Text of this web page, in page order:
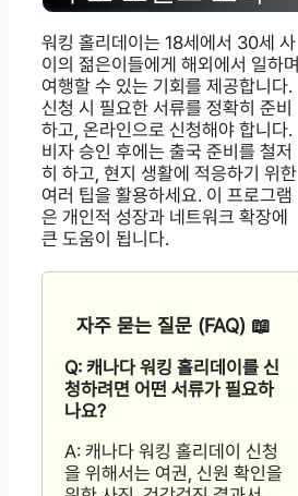
워킹 홀리데이는 18세에서 30세 사
이의 젊은이들에게 해외에서 일하며
여행할 수 있는 기회를 제공합니다.
신청 시 필요한 서류를 정확히 준비
하고, 온라인으로 신청해야 합니다.
비자 승인 후에는 출국 준비를 철저
히 하고, 현지 생활에 적응하기 위한
여러 팁을 활용하세요. 이 프로그램
은 개인적 성장과 네트워크 확장에
큰 도움이 됩니다.
자주 묻는 질문 (FAQ) 📖
Q: 캐나다 워킹 홀리데이를 신
청하려면 어떤 서류가 필요하
나요?
A: 캐나다 워킹 홀리데이 신청
을 위해서는 여권, 신원 확인을